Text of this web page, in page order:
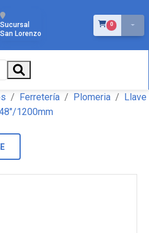
Sucursal
San Lorenzo
0ÍTEMS EN EL
Ferretería Plomeria
Llave
1200mm